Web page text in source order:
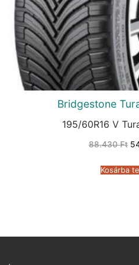
Bridgestone
195/60R16 V
88.430Ft
Kosárba